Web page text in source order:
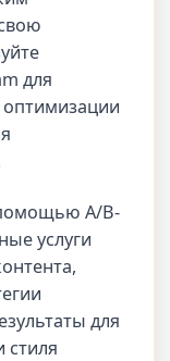
для
A/B-
услуги
для
стиля